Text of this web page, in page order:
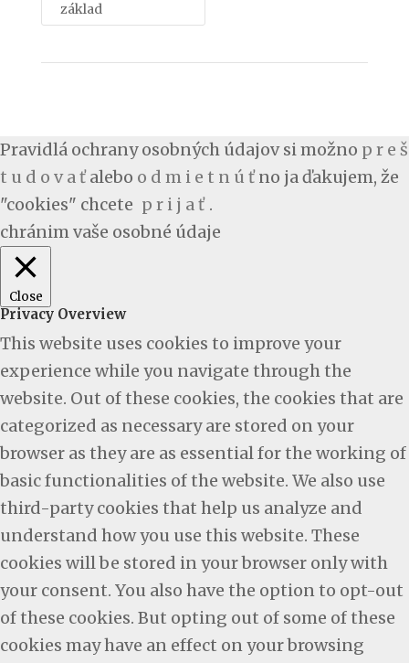
základ
Pravidlá ochrany osobných údajov si možno p r e š
t u d o v a ťalebo o d m i e t n ú ťno ja ďakujem, že
"cookies" chcete p r i j a ť .
chránim vaše osobné údaje
Close
Privacy Overview
This website uses cookies to improve your
experience while you navigate through the
website. Out of these cookies, the cookies that are
categorized as necessary are stored on your
browser as they are as essential for the working of
basic functionalities of the website. We also use
third-party cookies that help us analyze and
understand how you use this website. These
cookies will be stored in your browser only with
your consent. You also have the option to opt-out
of these cookies. But opting out of some of these
cookies may have an effect on your browsing